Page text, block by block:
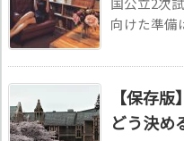
向けた準備
【保存
どう決め